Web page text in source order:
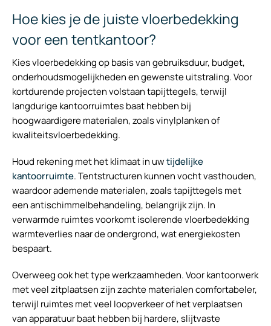
Hoe kies je de juiste vloerbedekking
voor een tentkantoor?
Kies vloerbedekking op basis van gebruiksduur, budget,
onderhoudsmogelijkheden en gewenste uitstraling. Voor
kortdurende projecten volstaan tapijttegels, terwijl
langdurige kantoorruimtes baat hebben bij
hoogwaardigere materialen, zoals vinylplanken of
kwaliteitsvloerbedekking.
Houd rekening met het klimaat in uwtijdelijke
kantoorruimte. Tentstructuren kunnen vocht vasthouden,
waardoor ademende materialen, zoals tapijttegels met
een antischimmelbehandeling, belangrijk zijn. In
verwarmde ruimtes voorkomt isolerende vloerbedekking
warmteverlies naar de ondergrond, wat energiekosten
bespaart.
Overweeg ook het type werkzaamheden. Voor kantoorwerk
met veel zitplaatsen zijn zachte materialen comfortabeler,
terwijl ruimtes met veel loopverkeer of het verplaatsen
van apparatuur baat hebben bij hardere, slijtvaste